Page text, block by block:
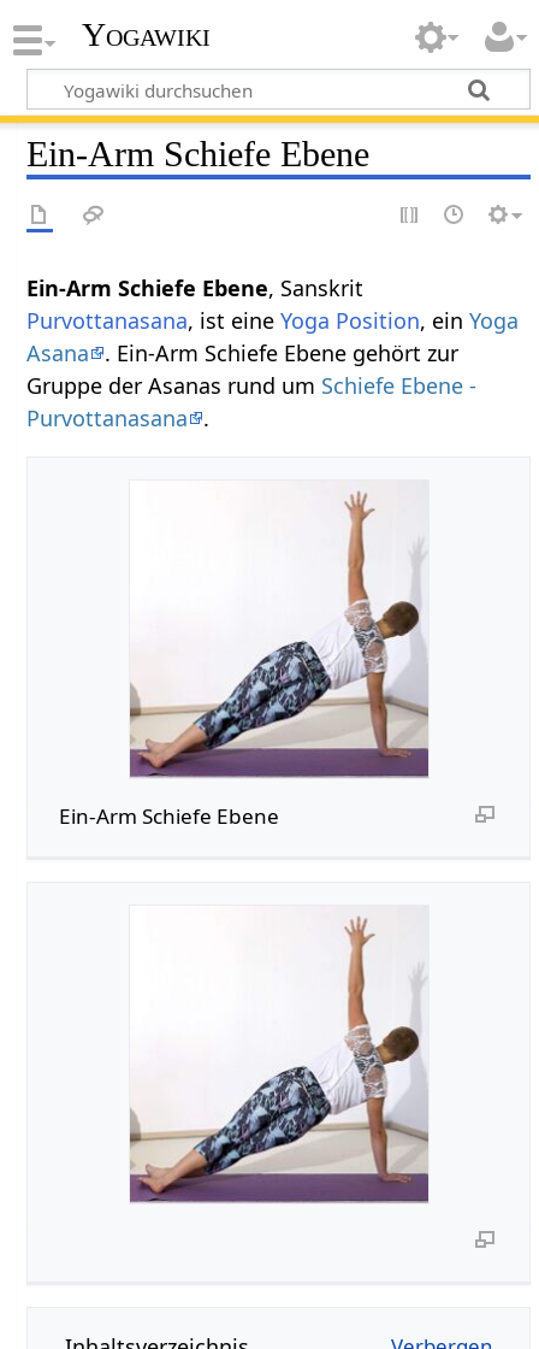
Yogawiki
Ein-Arm Schiefe Ebene
Ein-Arm Schiefe Ebene, Sanskrit
Purvottanasana, ist eineYoga Position, einYoga
Asana
. Ein-Arm Schiefe Ebene gehört zur
Gruppe der Asanas rund um Schiefe Ebene -
Purvottanasana
.
Ein-Arm Schiefe Ebene